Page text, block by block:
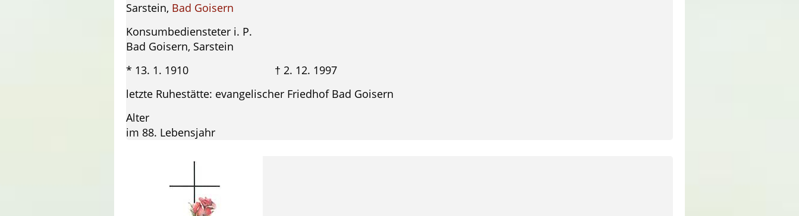
Sarstein, Bad Goisern
Konsumbediensteter i. P.
Bad Goisern, Sarstein
* 13. 1. 1910 † 2. 12. 1997
letzte Ruhestätte: evangelischer Friedhof Bad Goisern
Alter
im 88. Lebensjahr